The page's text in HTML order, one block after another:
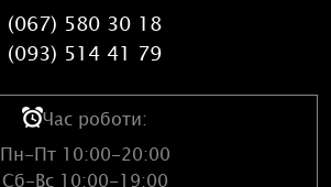
(067) 580 30 18
(093) 514 41 79
Час роботи:
Пн-Пт 10:00-20:00
Сб-Вс 10:00-19:00